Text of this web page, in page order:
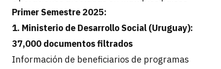
Primer Semestre 2025:
1. Ministerio de Desarrollo Social (Uruguay):
37,000 documentos filtrados
Información de beneficiarios de programas